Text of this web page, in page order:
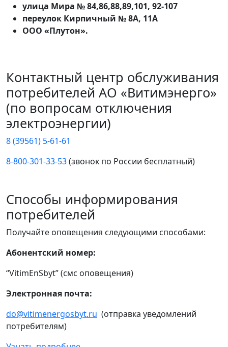
улица Мира № 84,86,88,89,101, 92-107
переулок Кирпичный № 8А, 11А
ООО «Плутон».
Контактный центр обслуживания
потребителей АО «Витимэнерго»
(по вопросам отключения
электроэнергии)
8 (39561) 5-61-61
8-800-301-33-53(звонок по России бесплатный)
Способы информирования
потребителей
Получайте оповещения следующими способами:
Абонентский номер:
“VitimEnSbyt” (смс оповещения)
Электронная почта:
do@vitimenergosbyt.ru (отправка уведомлений
потребителям)